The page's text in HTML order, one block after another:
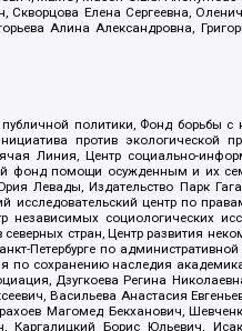
Елена Сергеевна,
Алина Александровна,
политики, Фонд борьбы с
против экологической
Линия, Центр социально-
фонд помощи осужденным и их
Левады, Издательство Парк
исследовательский центр по
независимых социологических
стран, Центр развития
Петербурге по
по сохранению наследия
Дзугкоева Регина
Васильева Анастасия
Магомед Бекханович,
Каргалицкий Борис Юльевич,